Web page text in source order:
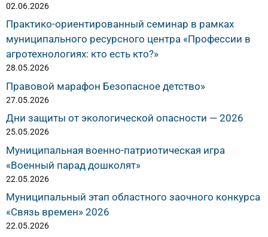
02.06.2026
Практико-ориентированный семинар в рамках
муниципального ресурсного центра «Профессии в
агротехнологиях: кто есть кто?»
28.05.2026
Правовой марафон Безопасное детство»
27.05.2026
Дни защиты от экологической опасности — 2026
25.05.2026
Муниципальная военно-патриотическая игра
«Военный парад дошколят»
22.05.2026
Муниципальный этап областного заочного конкурса
«Связь времен» 2026
22.05.2026